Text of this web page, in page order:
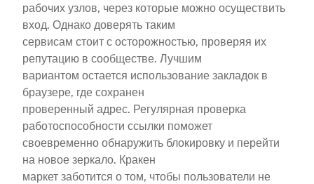
рабочих узлов, через которые можно осуществить
вход. Однако доверять таким
сервисам стоит с осторожностью, проверяя их
репутацию в сообществе. Лучшим
вариантом остается использование закладок в
браузере, где сохранен
проверенный адрес. Регулярная проверка
работоспособности ссылки поможет
своевременно обнаружить блокировку и перейти
на новое зеркало. Кракен
маркет заботится о том, чтобы пользователи не